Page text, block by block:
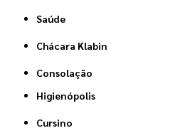
Saúde
Chácara Klabin
Consolação
Higienópolis
Cursino